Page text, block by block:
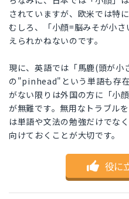
されていますが、欧米では特
むしろ、「小顔=脳みそが小
えられかねないのです。
現に、英語では「馬鹿(頭が小
の"pinhead"という単語も存
がない限りは外国の方に「小
が無難です。無用なトラブル
は単語や文法の勉強だけでな
向けておくことが大切です。
役に